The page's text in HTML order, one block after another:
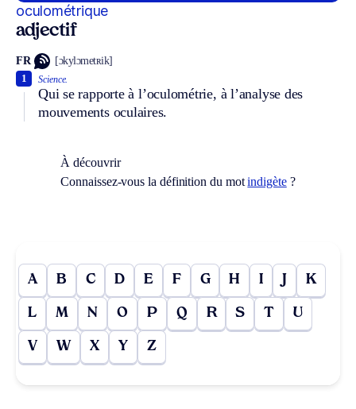
oculométrique
adjectif
FR [ɔkylɔmetʀik]
Science.
Qui se rapporte à l’oculométrie, à l’analyse des
mouvements oculaires.
1
À découvrir
Connaissez-vous la définition du motindigète?
A B C D E F G H I J K
L M N O P Q R S T U
V W X Y Z